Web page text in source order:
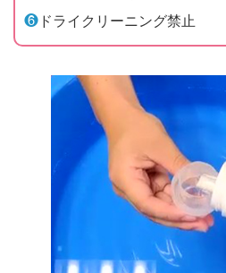
❻ ドライクリーニング禁止